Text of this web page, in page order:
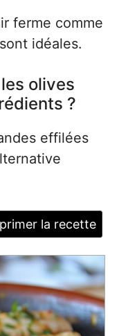
ferme comme
idéales.
olives
?
effilées
la recette